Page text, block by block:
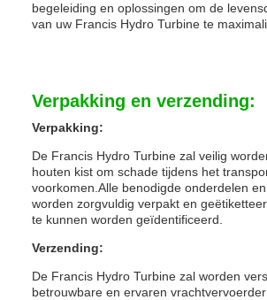
begeleiding en oplossingen om de
van uw Francis Hydro Turbine te
Verpakking en verzending:
Verpakking:
De Francis Hydro Turbine zal veilig
houten kist om schade tijdens het
voorkomen.Alle benodigde onderdelen
worden zorgvuldig verpakt en
te kunnen worden geïdentificeerd.
Verzending:
De Francis Hydro Turbine zal worden
betrouwbare en ervaren